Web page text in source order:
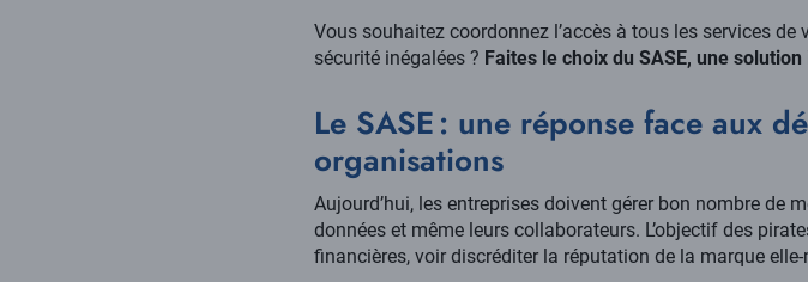
Vous souhaitez coordonnez l’accès à tous les services
sécurité inégalées ? Faites le choix du SASE, une
Le SASE : une réponse face aux
organisations
Aujourd’hui, les entreprises doivent gérer bon nombre de
données et même leurs collaborateurs. L’objectif des
financières, voir discréditer la réputation de la marque elle-